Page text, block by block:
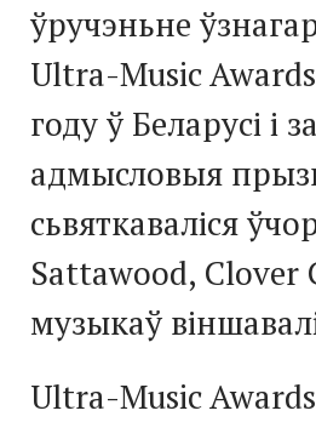
ўручэньне
Ultra-Music
году ў Беларусі і
адмысловыя
сьвяткаваліся
Sattawood, Clover
музыкаў
Ultra-Music